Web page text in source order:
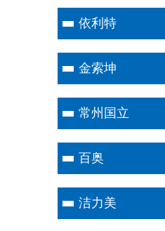
依利特
金索坤
常州国立
百奥
洁力美